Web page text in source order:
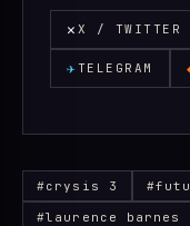
✕ X / TWITTER
✈TELEGRAM
#crysis 3
#laurence barnes